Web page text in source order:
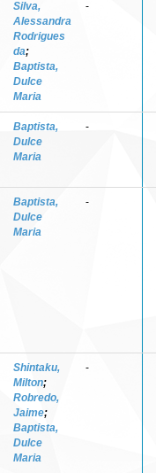
Silva,
Alessandra
Rodrigues
da;
Baptista,
Dulce
Maria
-
Baptista,
Dulce
Maria
-
Baptista,
Dulce
Maria
-
Shintaku,
Milton;
Robredo,
Jaime;
Baptista,
Dulce
Maria
-